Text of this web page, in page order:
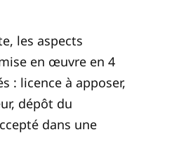
les aspects
en œuvre en 4
: licence à apposer,
dépôt du
dans une